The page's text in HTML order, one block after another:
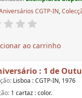
CGTP-IN,
ao carrinho
: 1 de
Lisboa : CGTP-IN, 1976
1 cartaz : color.